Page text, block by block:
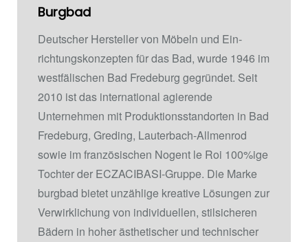
Burgbad
Deutscher Hersteller von Möbeln und Ein­
richtungskonzepten für das Bad, wurde 1946 im
westfälischen Bad Fredeburg gegründet. Seit
2010 ist das international agierende
Unternehmen mit Produktionsstandorten in Bad
Fredeburg, Greding, Lauterbach-Allmenrod
sowie im französischen Nogent le Roi 100%ige
Tochter der ECZACIBASI­-Gruppe. Die Marke
burgbad bietet unzählige kreative Lösungen zur
Verwirklichung von individuellen, stilsicheren
Bädern in hoher ästhetischer und technischer